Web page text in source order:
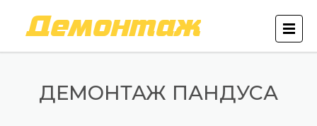
ДЕМОНТАЖ ПАНДУСА